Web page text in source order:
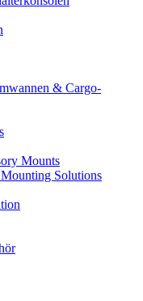
& Cargo-
Mounts
Solutions